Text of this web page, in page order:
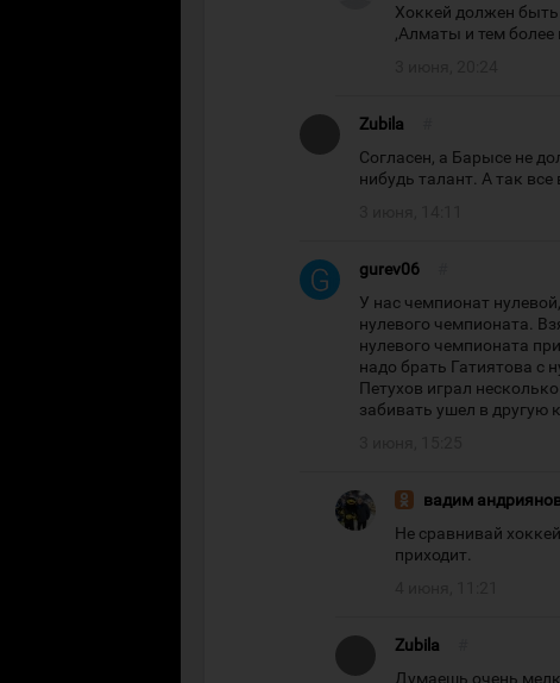
Хоккей должен быть
,Алматы и тем более
Zubila
Согласен, а Барысе не
нибудь талант. А так
gurev06
У нас чемпионат
нулевого чемпионата.
нулевого чемпионата
надо брать Гатиятова с
Петухов играл
забивать ушел в другую
вадим
Не сравнивай
приходит.
Zubila
Думаешь очень